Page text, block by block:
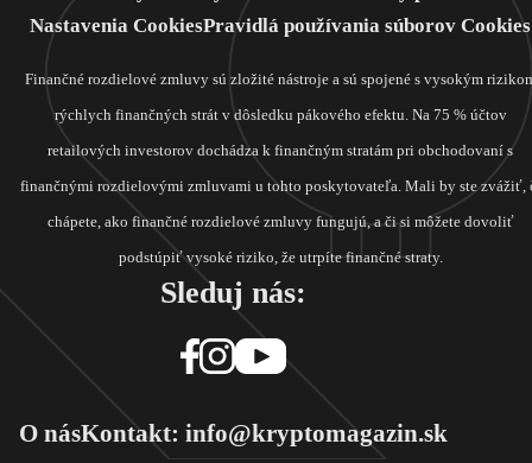
Nastavenia CookiesPravidlá používania súborov Cookies
Finančné rozdielové zmluvy sú zložité nástroje a sú spojené s vysokým
rýchlych finančných strát v dôsledku pákového efektu. Na 75 % účtov
retailových investorov dochádza k finančným stratám pri obchodovaní s
finančnými rozdielovými zmluvami u tohto poskytovateľa. Mali by ste zvážiť,
chápete, ako finančné rozdielové zmluvy fungujú, a či si môžete dovoliť
podstúpiť vysoké riziko, že utrpíte finančné straty.
Sleduj nás:
O násKontakt: info@kryptomagazin.sk